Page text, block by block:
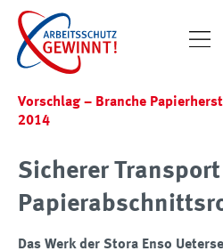
Vorschlag – Branche
2014
Sicherer Transport
Das Werk der Stora Enso